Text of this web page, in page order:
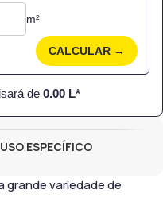
m²
CALCULAR →
de 0.00 L*
USO ESPECÍFICO
grande variedade de